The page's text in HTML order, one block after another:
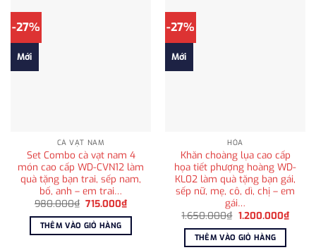
-27%
Mới
CÀ VẠT NAM
Set Combo cà vạt nam 4
món cao cấp WD-CVN12 làm
quà tặng bạn trai, sếp nam,
bố, anh – em trai…
980.000₫ Giá
là:
980.000₫.
715.000₫Giá
hiện
tại
715.000₫.
THÊM VÀO GIỎ HÀNG
-27%
Mới
HỎA
Khăn choàng lụa cao cấp
họa tiết phượng hoàng WD-
KL02 làm quà tặng bạn gái,
sếp nữ, mẹ, cô, dì, chị – em
gái…
1.650.000₫ Giá
là:
1.650.000₫.
1.200.000₫Giá
hiện
THÊM VÀO GIỎ HÀNG